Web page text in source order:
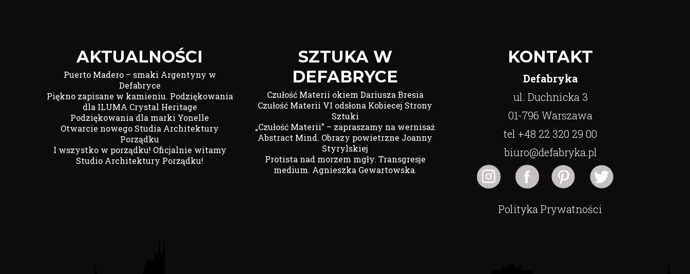
AKTUALNOŚCI
Puerto Madero – smaki Argentyny w
Defabryce
Piękno zapisane w kamieniu. Podziękowania
dla ILUMA Crystal Heritage
Podziękowania dla marki Yonelle
Otwarcie nowego Studia Architektury
Porządku
I wszystko w porządku! Oficjalnie witamy
Studio Architektury Porządku!
SZTUKA W
DEFABRYCE
Czułość Materii okiem Dariusza Bresia
Czułość Materii VI odsłona Kobiecej Strony
Sztuki
„Czułość Materii” – zapraszamy na wernisaż
Abstract Mind. Obrazy powietrzne Joanny
Styrylskiej
Protista nad morzem mgły. Transgresje
medium. Agnieszka Gewartowska.
KONTAKT
Defabryka
ul. Duchnicka 3
01-796 Warszawa
tel +48 22 320 29 00
biuro@defabryka.pl
Polityka Prywatności